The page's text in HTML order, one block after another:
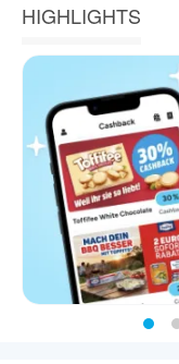
HIGHLIGHTS